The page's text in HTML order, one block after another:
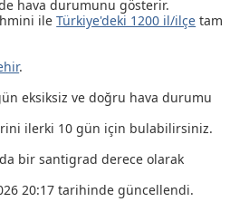
hava durumunu gösterir.
ileTürkiye'deki 1200 il/ilçe tam
.
eksiksiz ve doğru hava durumu
ilerki 10 gün için bulabilirsiniz.
bir santigrad derece olarak
20:17 tarihinde güncellendi.